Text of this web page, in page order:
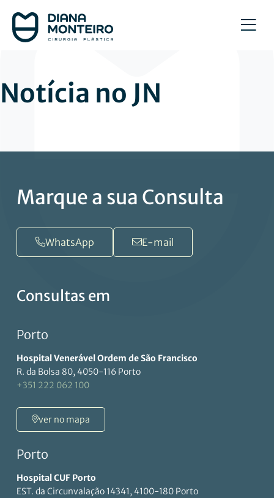
content
Notícia no JN
Marque a sua Consulta
WhatsApp E-mail
Consultas em
Porto
Hospital Venerável Ordem de São Francisco
R. da Bolsa 80, 4050-116 Porto
+351 222 062 100
ver no mapa
Porto
Hospital CUF Porto
EST. da Circunvalação 14341, 4100-180 Porto